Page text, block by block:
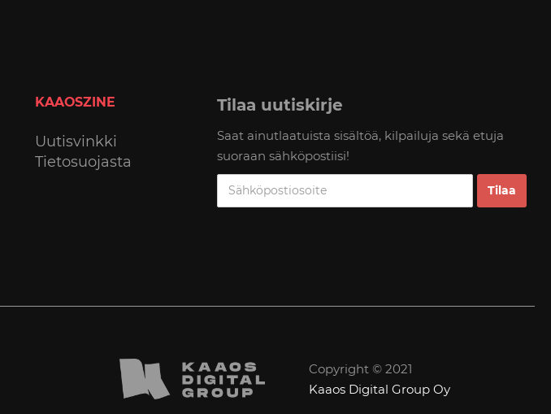
KAAOSZINE
Uutisvinkki
Tietosuojasta
Tilaa uutiskirje
Saat ainutlaatuista sisältöä, kilpailuja sekä etuja
suoraan sähköpostiisi!
Copyright © 2021
Kaaos Digital Group Oy